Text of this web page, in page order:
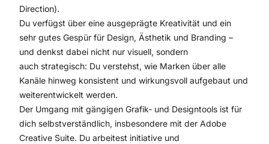
Direction).
Du verfügst über eine ausgeprägte Kreativität und ein
sehr gutes Gespür für Design, Ästhetik und Branding –
und denkst dabei nicht nur visuell, sondern
auch strategisch: Du verstehst, wie Marken über alle
Kanäle hinweg konsistent und wirkungsvoll aufgebaut und
weiterentwickelt werden.
Der Umgang mit gängigen Grafik- und Designtools ist für
dich selbstverständlich, insbesondere mit der Adobe
Creative Suite. Du arbeitest initiative und